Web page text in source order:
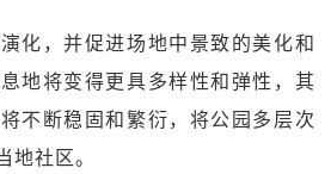
化，并促进场地中景致的美化和
地将变得更具多样性和弹性，其
不断稳固和繁衍，将公园多层次
地社区。